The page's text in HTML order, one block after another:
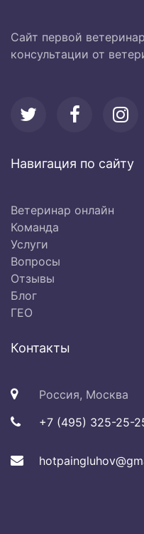
Сайт первой
консультации от
Навигация по сайту
Ветеринар онлайн
Команда
Услуги
Вопросы
Отзывы
Блог
ГЕО
Контакты
Россия, Москва
+7 (495) 325-25-